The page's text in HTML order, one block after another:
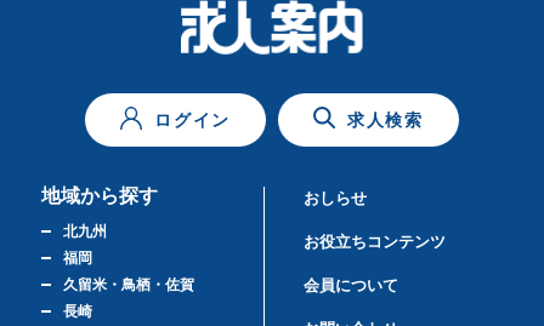
ログイン 求人検索
地域から探す
北九州
福岡
久留米・鳥栖・佐賀
長崎
おしらせ
お役立ちコンテンツ
会員について